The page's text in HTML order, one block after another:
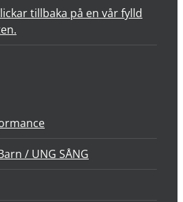
tillbaka på en vår fylld
/ UNG SÅNG